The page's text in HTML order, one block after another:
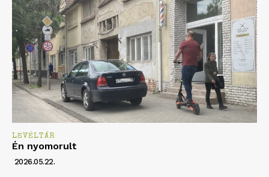
LEVÉLTÁR
Én nyomorult
2026.05.22.